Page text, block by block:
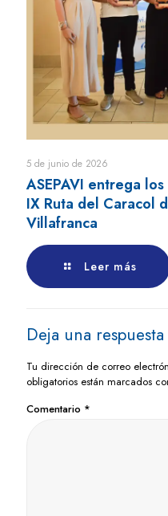
5 de junio de 2026
ASEPAVI entrega
IX Ruta del Caracol
Villafranca
Leer más
Deja una respuesta
Tu dirección de correo
obligatorios están marcados
Comentario *